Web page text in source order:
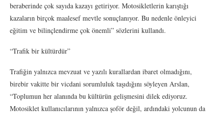
beraberinde çok sayıda kazayı getiriyor. Motosikletlerin karıştığı
kazaların birçok maalesef mevtle sonuçlanıyor. Bu nedenle önleyici
eğitim ve bilinçlendirme çok önemli” sözlerini kullandı.
“Trafik bir kültürdür”
Trafiğin yalnızca mevzuat ve yazılı kurallardan ibaret olmadığını,
birebir vakitte bir vicdani sorumluluk taşıdığını söyleyen Arslan,
“Toplumun her alanında bu kültürün gelişmesini dilek ediyoruz.
Motosiklet kullanıcılarının yalnızca şoför değil, ardındaki yolcunun da